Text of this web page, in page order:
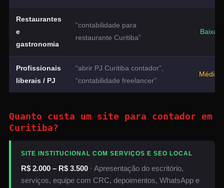
Restaurantes
e
gastronomia
“contabilidade para
restaurante Curitiba”
Baixa
Profissionais
liberais / PJ
“abrir PJ Curitiba contador”,
“contabilidade freelancer”
Média
Quanto custa um site para contador em
Curitiba?
SITE INSTITUCIONAL COM SERVIÇOS E SEO LOCAL
R$ 2.000 – R$ 3.500· Apresentação do escritório,
serviços, equipe com CRC, depoimentos, WhatsApp e